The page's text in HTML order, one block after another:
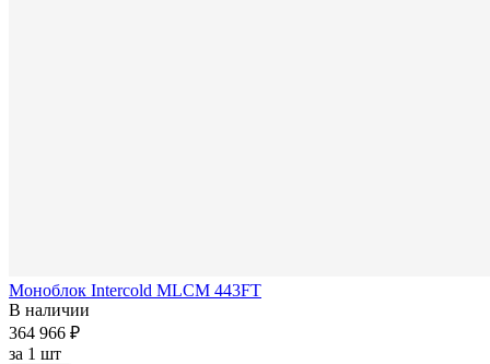
Моноблок Intercold MLCM 443FT
В наличии
364 966 ₽
за 1 шт